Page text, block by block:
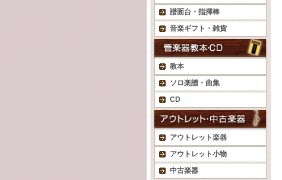
譜面台・指揮棒
音楽ギフト・雑貨
教本
ソロ楽譜・曲集
CD
アウトレット楽器
アウトレット小物
中古楽器